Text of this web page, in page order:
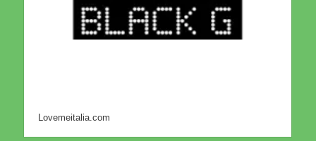
Lovemeitalia.com